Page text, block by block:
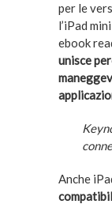
per le
l’iPad
ebook
unisce
Anche